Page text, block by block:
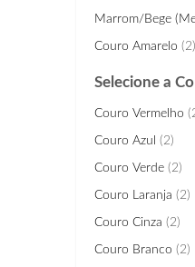
Marrom/Bege
Couro Amarelo (2)
Selecione a
Couro Vermelho
Couro Azul (2)
Couro Verde (2)
Couro Laranja (2)
Couro Cinza (2)
Couro Branco (2)